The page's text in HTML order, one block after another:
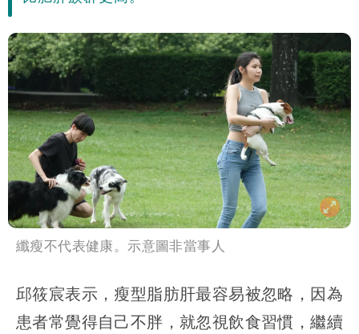
纖瘦不代表健康。示意圖非當事人
邱筱宸表示，瘦型脂肪肝最容易被忽略，因為
患者常覺得自己不胖，就忽視飲食習慣，繼續